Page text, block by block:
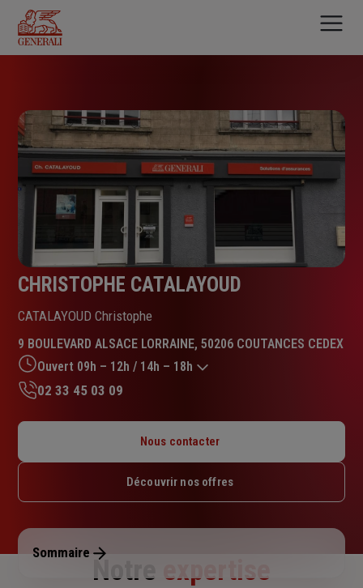
contenu
principal
CHRISTOPHE CATALAYOUD
CATALAYOUD Christophe
9 BOULEVARD ALSACE LORRAINE, 50206 COUTANCES CEDEX
Ouvert 09h – 12h / 14h – 18h
Mardi : 09h – 12h / 14h – 18h
Jeudi : 09h – 12h / 14h – 18h
Dimanche : Fermé
02 33 45 03 09
Nous contacter
Découvrir nos offres
Sommaire
Notre expertise